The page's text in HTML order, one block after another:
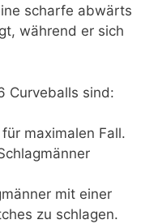
scharfe abwärts
während er sich
Curveballs sind:
maximalen Fall.
mit einer
zu schlagen.